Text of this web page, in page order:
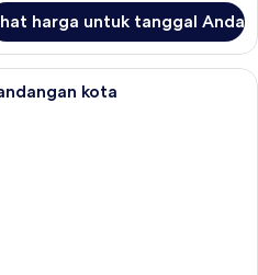
harga untuk tanggal Anda
Brankas, meja kerja, Wi-Fi gratis, dan
kota